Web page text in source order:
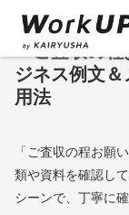
「ご査収の
ジネス例文
用法
「ご査収の程お願
類や資料を確認し
シーンで、丁寧に